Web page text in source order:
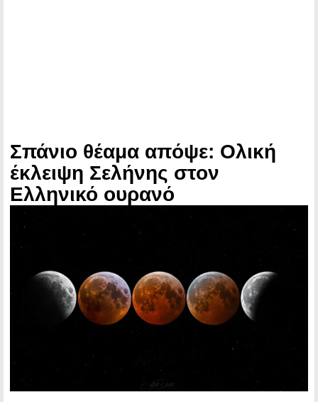
Σπάνιο θέαμα απόψε: Ολική
έκλειψη Σελήνης στον
Ελληνικό ουρανό